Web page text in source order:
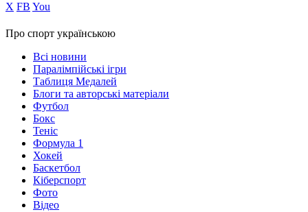
Х FB You
Про спорт українською
Всі новини
Паралімпійські ігри
Таблиця Медалей
Блоги та авторські матеріали
Футбол
Бокс
Теніс
Формула 1
Хокей
Баскетбол
Кіберспорт
Фото
Відео